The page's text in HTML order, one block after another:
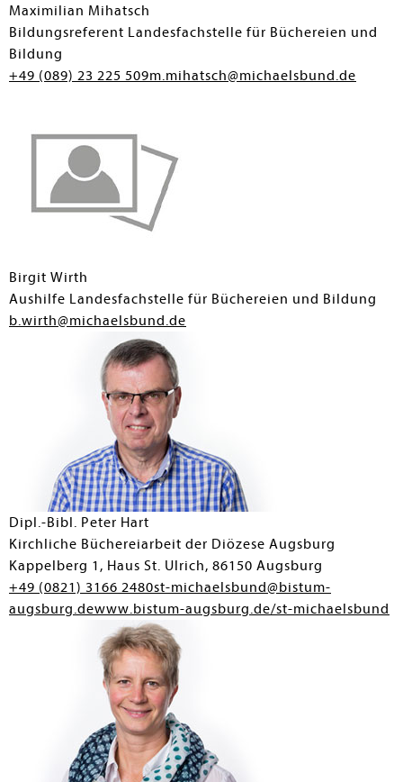
Maximilian Mihatsch
Bildungsreferent Landesfachstelle für Büchereien und
Bildung
+49 (089) 23 225 509m.mihatsch@michaelsbund.de
Birgit Wirth
Aushilfe Landesfachstelle für Büchereien und Bildung
b.wirth@michaelsbund.de
Dipl.-Bibl. Peter Hart
Kirchliche Büchereiarbeit der Diözese Augsburg
Kappelberg 1, Haus St. Ulrich, 86150 Augsburg
+49 (0821) 3166 2480st-michaelsbund@bistum-
augsburg.dewww.bistum-augsburg.de/st-michaelsbund